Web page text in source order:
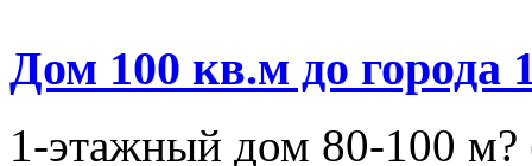
Дом 100 кв.м до города
1-этажный дом 80-100 м?